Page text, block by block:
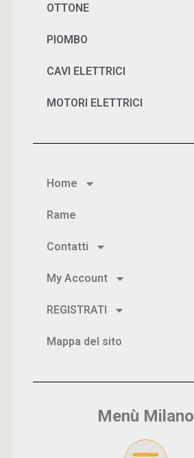
OTTONE
PIOMBO
CAVI ELETTRICI
MOTORI ELETTRICI
Home
Rame
Contatti
My Account
REGISTRATI
Mappa del sito
Menù Milano